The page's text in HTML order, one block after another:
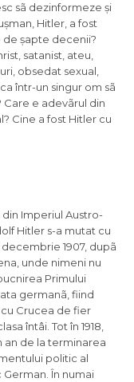
sã dezinformeze și
Hitler, a fost
de șapte decenii?
satanist, ateu,
obsedat sexual,
într-un singur om sã
e adevãrul din
Cine a fost Hitler cu
din Imperiul Austro-
Hitler s-a mutat cu
1907, dupã
unde nimeni nu
Primului
germanã, fiind
Crucea de fier
întâi. Tot în 1918,
an de la terminarea
politic al
În numai